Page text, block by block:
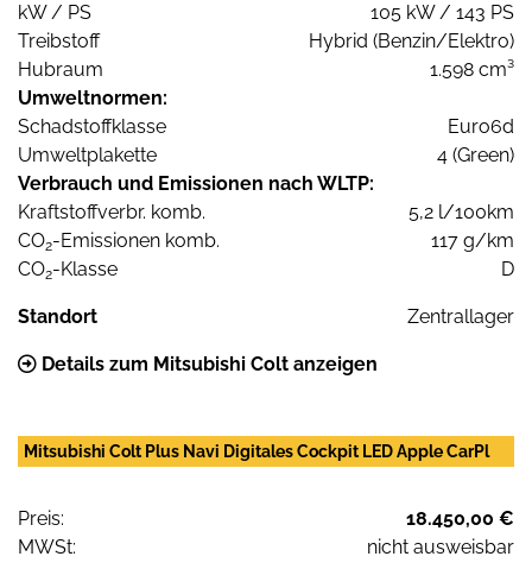
kW / PS
105 kW / 143 PS
Treibstoff
Hybrid (Benzin/Elektro)
Hubraum
1.598 cm³
Umweltnormen:
Schadstoffklasse
Euro6d
Umweltplakette
4 (Green)
Verbrauch und Emissionen nach WLTP:
Kraftstoffverbr. komb.
5,2 l/100km
CO2-Emissionen komb.
117 g/km
CO2-Klasse D
Standort Zentrallager
Details zum Mitsubishi Colt anzeigen
Mitsubishi Colt Plus Navi Digitales Cockpit LED Apple CarPl
Preis:
18.450,00 €
MWSt:
nicht ausweisbar